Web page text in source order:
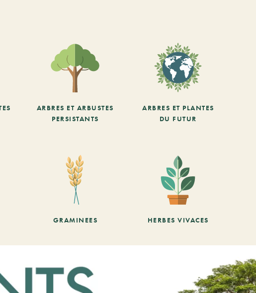
ARBRES ET ARBUSTES
PERSISTANTS
ARBRES ET PLANTES
DU FUTUR
GRAMINEES HERBES VIVACES